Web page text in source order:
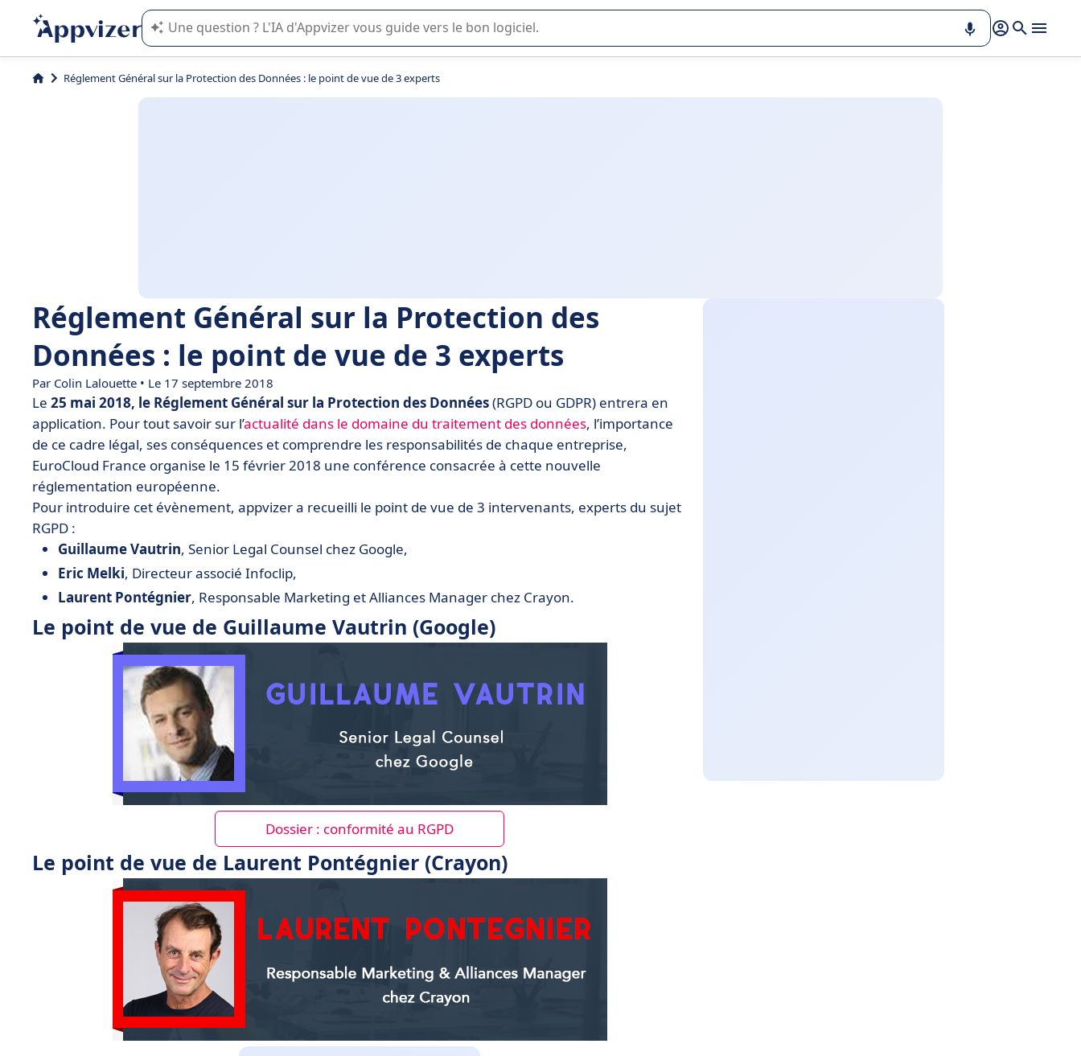
L'IA de Appvizer vous guide dans l'utilisation ou la sélection de logiciel SaaS en entreprise.
Réglement Général sur la Protection des Données : le point de vue de 3 experts
Réglement Général sur la Protection des
Données : le point de vue de 3 experts
Par Colin Lalouette • Le 17 septembre 2018
Le 25 mai 2018, le Réglement Général sur la Protection des Données(RGPD ou GDPR) entrera en
application. Pour tout savoir sur l’actualité dans le domaine du traitement des données, l’importance
de ce cadre légal, ses conséquences et comprendre les responsabilités de chaque entreprise,
EuroCloud France organise le 15 février 2018 une conférence consacrée à cette nouvelle
réglementation européenne.
Pour introduire cet évènement, appvizer a recueilli le point de vue de 3 intervenants, experts du sujet
RGPD :
Guillaume Vautrin, Senior Legal Counsel chez Google,
Eric Melki, Directeur associé Infoclip,
Laurent Pontégnier, Responsable Marketing et Alliances Manager chez Crayon.
Le point de vue de Guillaume Vautrin (Google)
Dossier : conformité au RGPD
Le point de vue de Laurent Pontégnier (Crayon)